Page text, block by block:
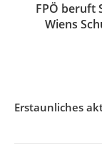
FPÖ beruft
Wiens
Erstaunliches